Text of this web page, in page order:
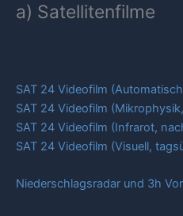
a) Satellitenfilme
SAT 24 Videofilm
SAT 24 Videofilm
SAT 24 Videofilm (Infrarot,
SAT 24 Videofilm (Visuell,
Niederschlagsradar und 3h